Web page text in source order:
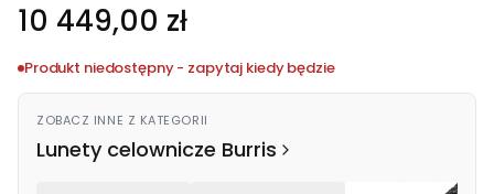
Cena
10 449,00 zł
Produkt niedostępny - zapytaj kiedy będzie
ZOBACZ INNE Z KATEGORII
Lunety celownicze Burris